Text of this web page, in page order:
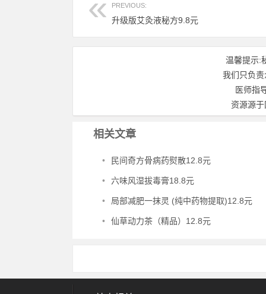
PREVIOUS:
升级版艾灸液秘方9.8元
温馨提示:
我们只负
医师指
资源源
相关文章
• 民间奇方骨病药熨散12.8元
• 六味风湿拔毒膏18.8元
• 局部减肥一抹灵 (纯中药物提取)12.8元
• 仙草动力茶（精品）12.8元